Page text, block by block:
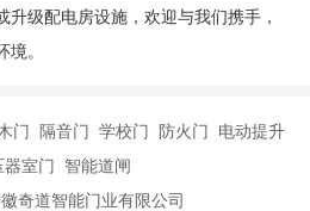
级配电房设施，欢迎与我们携手，
。
门 隔音门 学校门 防火门 电动提升
室门 智能道闸
奇道智能门业有限公司